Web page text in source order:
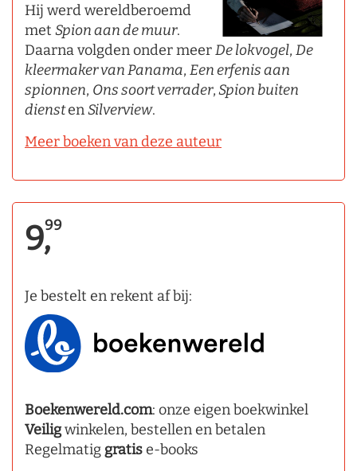
Hij werd wereldberoemd
met Spion aan de muur.
Daarna volgden onder meerDe lokvogel, De
kleermaker van Panama, Een erfenis aan
spionnen, Ons soort verrader,Spion buiten
dienstenSilverview.
Meer boeken van deze auteur
9,99
Je bestelt en rekent af bij:
Boekenwereld.com: onze eigen boekwinkel
Veiligwinkelen, bestellen en betalen
Regelmatig gratise-books